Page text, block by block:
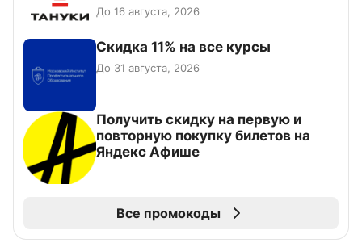
До 16 августа, 2026
Скидка 11% на все курсы
До 31 августа, 2026
Получить скидку на первую и
повторную покупку билетов на
Яндекс Афише
Все промокоды